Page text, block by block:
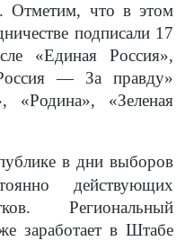
Отметим, что в этом
подписали 17
«Единая Россия»,
— За правду»
«Зеленая
в дни выборов
действующих
Региональный
заработает в Штабе